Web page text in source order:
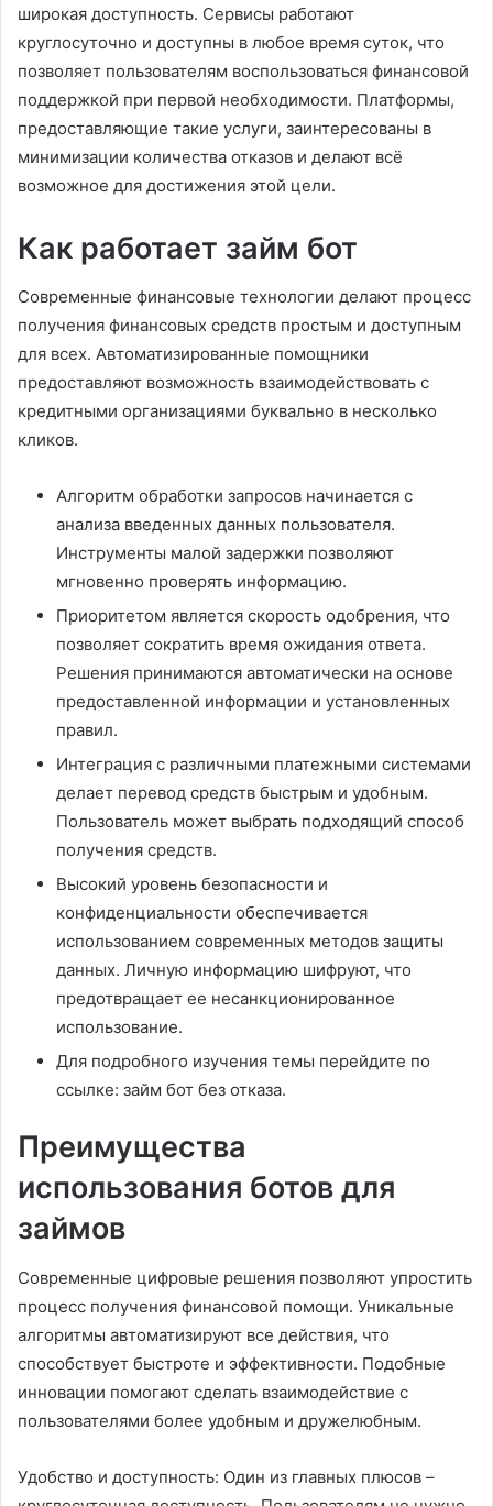
широкая доступность. Сервисы работают
круглосуточно и доступны в любое время суток, что
позволяет пользователям воспользоваться финансовой
поддержкой при первой необходимости. Платформы,
предоставляющие такие услуги, заинтересованы в
минимизации количества отказов и делают всё
возможное для достижения этой цели.
Как работает займ бот
Современные финансовые технологии делают процесс
получения финансовых средств простым и доступным
для всех. Автоматизированные помощники
предоставляют возможность взаимодействовать с
кредитными организациями буквально в несколько
кликов.
Алгоритм обработки запросов начинается с
анализа введенных данных пользователя.
Инструменты малой задержки позволяют
мгновенно проверять информацию.
Приоритетом является скорость одобрения, что
позволяет сократить время ожидания ответа.
Решения принимаются автоматически на основе
предоставленной информации и установленных
правил.
Интеграция с различными платежными системами
делает перевод средств быстрым и удобным.
Пользователь может выбрать подходящий способ
получения средств.
Высокий уровень безопасности и
конфиденциальности обеспечивается
использованием современных методов защиты
данных. Личную информацию шифруют, что
предотвращает ее несанкционированное
использование.
Для подробного изучения темы перейдите по
ссылке: займ бот без отказа.
Преимущества
использования ботов для
займов
Современные цифровые решения позволяют упростить
процесс получения финансовой помощи. Уникальные
алгоритмы автоматизируют все действия, что
способствует быстроте и эффективности. Подобные
инновации помогают сделать взаимодействие с
пользователями более удобным и дружелюбным.
Удобство и доступность: Один из главных плюсов –